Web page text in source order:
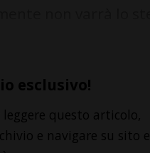
esclusivo!
leggere questo articolo,
e navigare su sito e